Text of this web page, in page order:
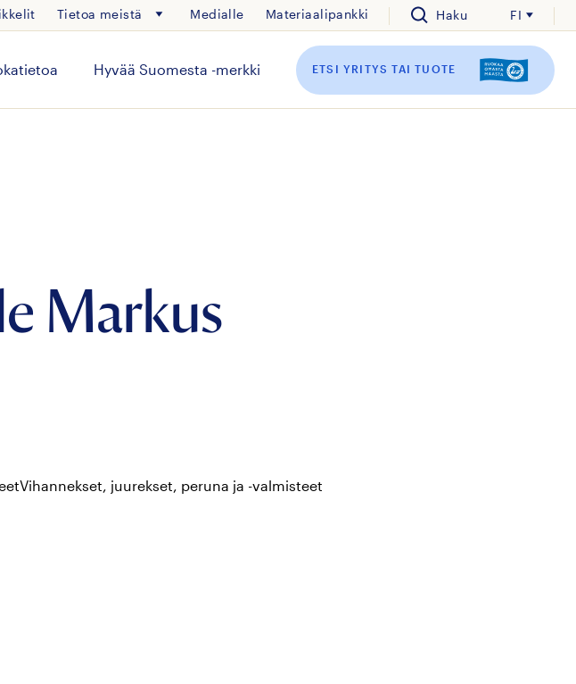
Tietoa meistä Medialle Materiaalipankki Haku FI
Hyvää Suomesta -merkki ETSI YRITYS TAI TUOTE
Markus
Vihannekset, juurekset, peruna ja -valmisteet